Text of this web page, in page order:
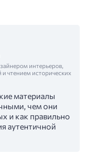
интерьеров,
чтением исторических
материалы
чем они
и как правильно
аутентичной